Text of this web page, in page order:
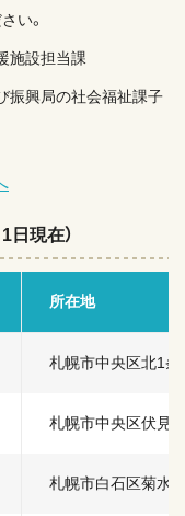
い。
施設担当課
振興局の社会福祉課子
日現在）
所在地
札幌市中央区北1
札幌市中央区伏見
札幌市白石区菊水